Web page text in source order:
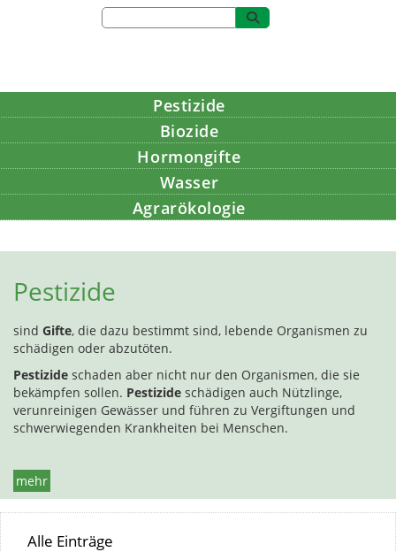
Pestizide
Biozide
Hormongifte
Wasser
Agrarökologie
Pestizide
sind Gifte, die dazu bestimmt sind, lebende Organismen zu
schädigen oder abzutöten.
Pestizide schaden aber nicht nur den Organismen, die sie
bekämpfen sollen. Pestizide schädigen auch Nützlinge,
verunreinigen Gewässer und führen zu Vergiftungen und
schwerwiegenden Krankheiten bei Menschen.
mehr
Alle Einträge